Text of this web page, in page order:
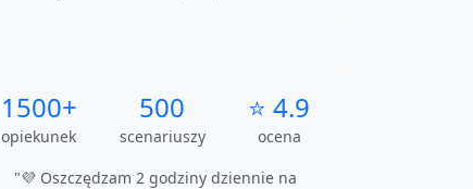
1500+
opiekunek
500
scenariuszy
⭐ 4.9
ocena
"💜 Oszczędzam 2 godziny dziennie na